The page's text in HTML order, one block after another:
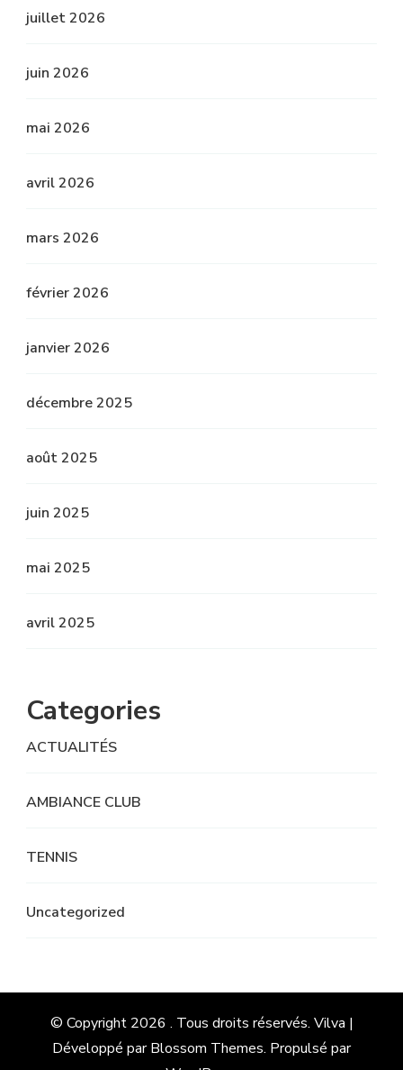
juillet 2026
juin 2026
mai 2026
avril 2026
mars 2026
février 2026
janvier 2026
décembre 2025
août 2025
juin 2025
mai 2025
avril 2025
Categories
ACTUALITÉS
AMBIANCE CLUB
TENNIS
Uncategorized
© Copyright 2026 . Tous droits réservés. Vilva |
Développé parBlossom Themes. Propulsé par